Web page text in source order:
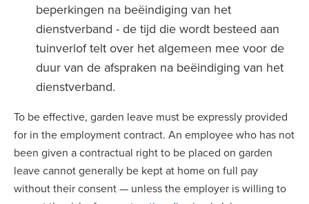
beperkingen na beëindiging van het
dienstverband - de tijd die wordt besteed aan
tuinverlof telt over het algemeen mee voor de
duur van de afspraken na beëindiging van het
dienstverband.
To be effective, garden leave must be expressly provided
for in the employment contract. An employee who has not
been given a contractual right to be placed on garden
leave cannot generally be kept at home on full pay
without their consent — unless the employer is willing to